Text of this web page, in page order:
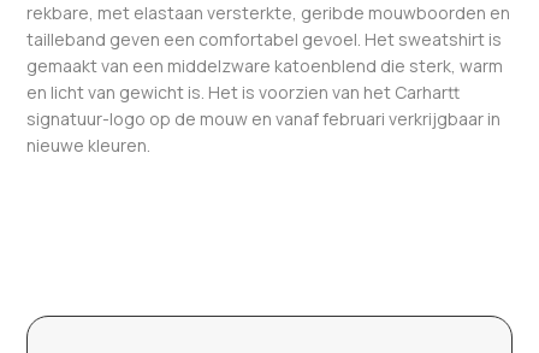
rekbare, met elastaan versterkte, geribde mouwboorden en
tailleband geven een comfortabel gevoel. Het sweatshirt is
gemaakt van een middelzware katoenblend die sterk, warm
en licht van gewicht is. Het is voorzien van het Carhartt
signatuur-logo op de mouw en vanaf februari verkrijgbaar in
nieuwe kleuren.